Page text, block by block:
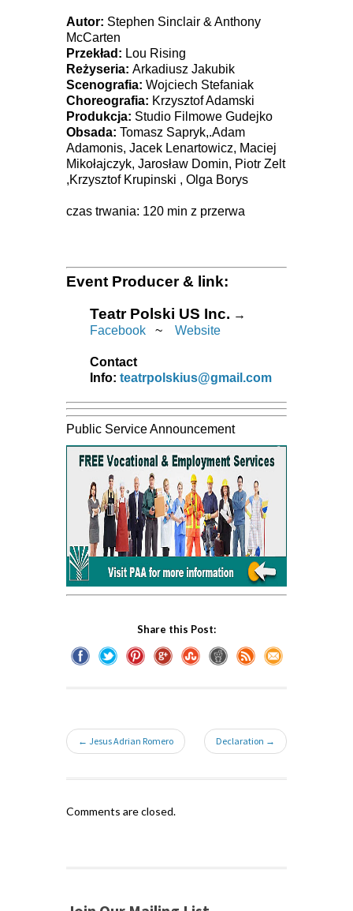
Autor: Stephen Sinclair & Anthony
McCarten
Przekład: Lou Rising
Reżyseria: Arkadiusz Jakubik
Scenografia: Wojciech Stefaniak
Choreografia: Krzysztof Adamski
Produkcja: Studio Filmowe Gudejko
Obsada: Tomasz Sapryk,.Adam
Adamonis, Jacek Lenartowicz, Maciej
Mikołajczyk, Jarosław Domin, Piotr Zelt
,Krzysztof Krupinski , Olga Borys
czas trwania: 120 min z przerwa
Event Producer & link:
Teatr Polski US Inc. →
Facebook ~ Website
Contact
Info: teatrpolskius@gmail.com
Public Service Announcement
Share this Post:
← Jesus Adrian Romero Declaration →
Comments are closed.